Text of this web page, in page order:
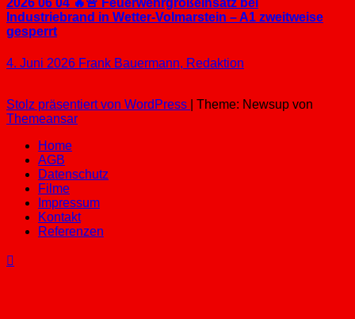
2026 06 04 🔥🚨 Feuerwehrgroßeinsatz bei
Industriebrand in Wetter-Volmarstein – A1 zweitweise
gesperrt
4. Juni 2026 Frank Bauermann, Redaktion
Stolz präsentiert von WordPress
Theme: Newsup von
Themeansar
Home
AGB
Datenschutz
Filme
Impressum
Kontakt
Referenzen